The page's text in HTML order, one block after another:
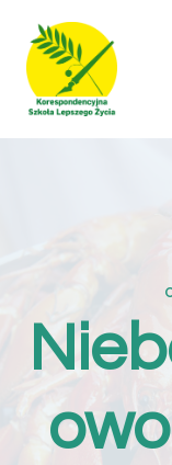
Przejdź
treści